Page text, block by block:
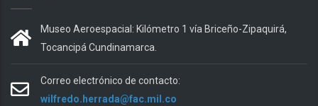
Museo Aeroespacial: Kilómetro 1 vía Briceño-Zipaquirá,
Tocancipá Cundinamarca.
Correo electrónico de contacto:
wilfredo.herrada@fac.mil.co